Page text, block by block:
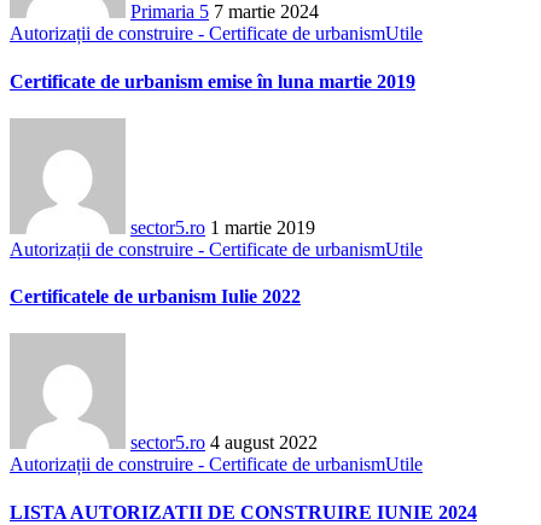
Primaria 5 7 martie 2024
Autorizații de construire - Certificate de urbanismUtile
Certificate de urbanism emise în luna martie 2019
sector5.ro 1 martie 2019
Autorizații de construire - Certificate de urbanismUtile
Certificatele de urbanism Iulie 2022
sector5.ro 4 august 2022
Autorizații de construire - Certificate de urbanismUtile
LISTA AUTORIZATII DE CONSTRUIRE IUNIE 2024